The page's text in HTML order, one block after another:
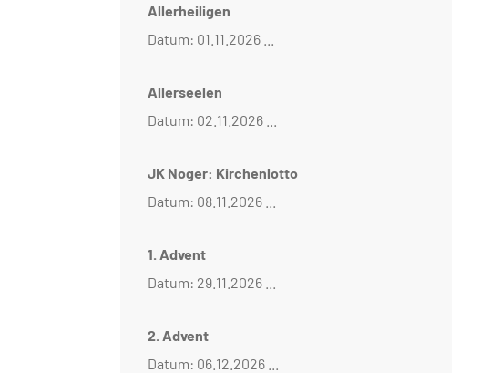
Allerheiligen
Datum: 01.11.2026 ...
Allerseelen
Datum: 02.11.2026 ...
JK Noger: Kirchenlotto
Datum: 08.11.2026 ...
1. Advent
Datum: 29.11.2026 ...
2. Advent
Datum: 06.12.2026 ...